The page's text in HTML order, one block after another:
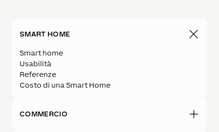
SMART HOME
Smart home
Usabilità
Referenze
Costo di una Smart Home
COMMERCIO